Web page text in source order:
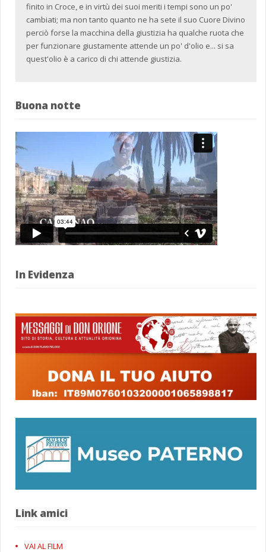
finito in Croce, e in virtù dei suoi meriti i tempi sono un po'
cambiati; ma non tanto quanto ne ha sete il suo Cuore Divino
perciò forse la macchina della giustizia ha qualche ruota che
per funzionare giustamente attende un po' d'olio e... si sa
quest'olio è a carico di chi attende giustizia.
Buona notte
In Evidenza
Link amici
VAI AL FILM